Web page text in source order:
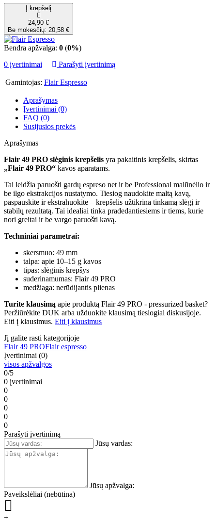
Į krepšelį
24,90 €
Be mokesčių: 20,58 €
Bendra apžvalga: 0 (0%)
0 įvertinimai
Parašyti įvertinimą
Gamintojas: Flair Espresso
Aprašymas
Įvertinimai (0)
FAQ (0)
Susijusios prekės
Aprašymas
Flair 49 PRO slėginis krepšelis yra pakaitinis krepšelis, skirtas
„Flair 49 PRO“ kavos aparatams.
Tai leidžia paruošti gardų espreso net ir be Professional malūnėlio ir
be ilgo ekstrakcijos nustatymo. Tiesiog naudokite maltą kavą,
paspauskite ir ekstrahuokite – krepšelis užtikrina tinkamą slėgį ir
stabilų rezultatą. Tai idealiai tinka pradedantiesiems ir tiems, kurie
nori greitai ir be vargo paruošti kavą.
Techniniai parametrai:
skersmuo: 49 mm
talpa: apie 10–15 g kavos
tipas: slėginis krepšys
suderinamumas: Flair 49 PRO
medžiaga: nerūdijantis plienas
Turite klausimą apie produktą Flair 49 PRO - pressurized basket?
Peržiūrėkite DUK arba užduokite klausimą tiesiogiai diskusijoje.
Eiti į klausimus. Eiti į klausimus
Jį galite rasti kategorijoje
Flair 49 PROFlair espresso
Įvertinimai (0)
visos apžvalgos
0/5
0 įvertinimai
0
0
0
0
0
Parašyti įvertinimą
Jūsų vardas:
Jūsų apžvalga:
Paveikslėliai (nebūtina)
+